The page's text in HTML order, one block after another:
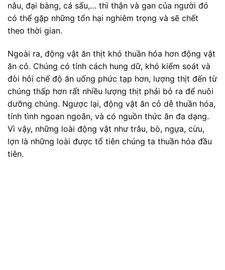
nâu, đại bàng, cá sấu,… thì thận và gan của người đó
có thể gặp những tổn hại nghiêm trọng và sẽ chết
theo thời gian.
Ngoài ra, động vật ăn thịt khó thuần hóa hơn động vật
ăn cỏ. Chúng có tính cách hung dữ, khó kiểm soát và
đòi hỏi chế độ ăn uống phức tạp hơn, lượng thịt đến từ
chúng thấp hơn rất nhiều lượng thịt phải bỏ ra để nuôi
dưỡng chúng. Ngược lại, động vật ăn cỏ dễ thuần hóa,
tính tình ngoan ngoãn, và có nguồn thức ăn đa dạng.
Vì vậy, những loài động vật như trâu, bò, ngựa, cừu,
lợn là những loài được tổ tiên chúng ta thuần hóa đầu
tiên.